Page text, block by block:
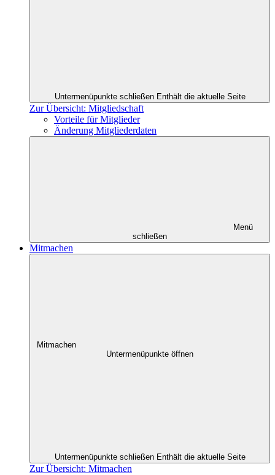
Untermenüpunkte schließen Enthält die aktuelle Seite
Zur Übersicht: Mitgliedschaft
Vorteile für Mitglieder
Änderung Mitgliederdaten
Menü
schließen
Mitmachen
Mitmachen
Untermenüpunkte öffnen
Untermenüpunkte schließen Enthält die aktuelle Seite
Zur Übersicht: Mitmachen